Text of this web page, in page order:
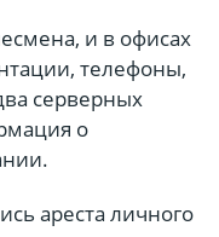
и в офисах
телефоны,
серверных
о
ареста личного